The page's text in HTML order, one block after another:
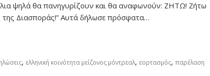
ψηλά θα πανηγυρίζουν και θα αναφωνούν: ZHTΩ! Ζήτω
Διασποράς!” Αυτά δήλωσε πρόσφατα…
, ελληνική κοινότητα μείζονος μόντρεαλ, εορτασμός, παρέλαση